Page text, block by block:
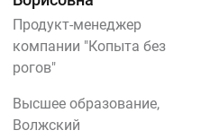
Продукт-менеджер
компании "Копыта без
рогов"
Высшее образование,
Волжский